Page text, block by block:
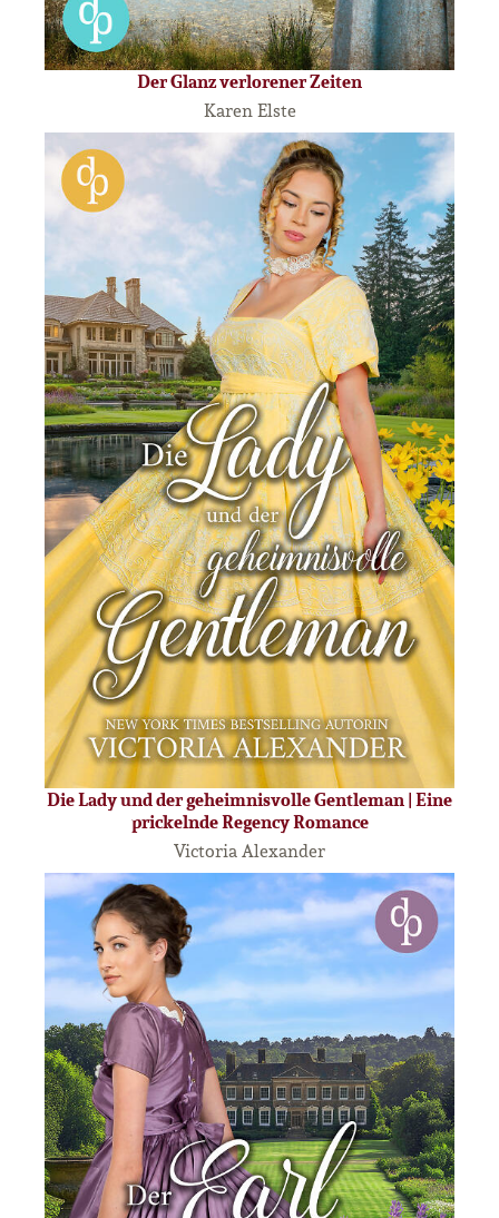
Der Glanz verlorener Zeiten
Karen Elste
Die Lady und der geheimnisvolle Gentleman | Eine
prickelnde Regency Romance
Victoria Alexander